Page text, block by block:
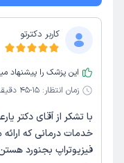
کاربر دکترتو
این پزشک را پیشنهاد
زمان انتظار: 15-45 دقیقه
با تشکر از آقای دکتر
خدمات درمانی که
فیزیوتراپ بجنورد